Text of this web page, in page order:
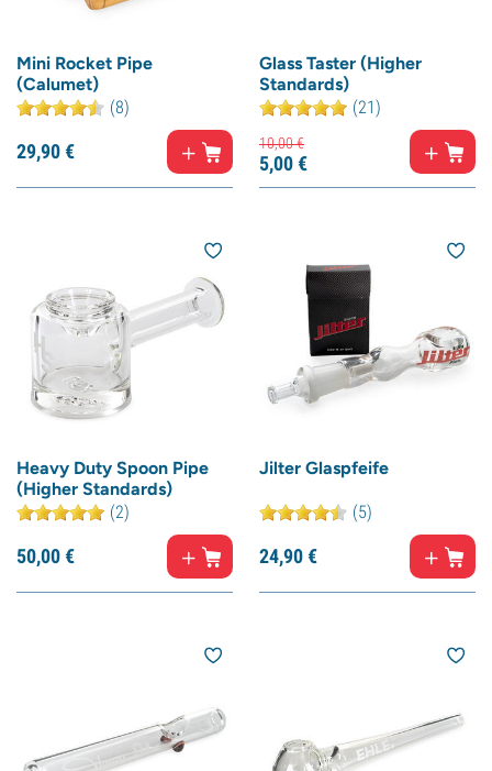
Mini Rocket Pipe
(Calumet)
(8)
29,90€
Glass Taster (Higher
Standards)
(21)
10,00€
5,00€
Heavy Duty Spoon Pipe
(Higher Standards)
(2)
50,00€
Jilter Glaspfeife
(5)
24,90€